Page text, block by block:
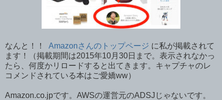
なんと！！ Amazonさんのトップページ に私が掲載されて
ます！（掲載期間は2015年10月30日まで。表示されなかっ
たら、何度かリロードすると出てきます。キャプチャのレ
コメンドされている本はご愛嬌ww）
Amazon.co.jpです。AWSの運営元のADSJじゃないです。